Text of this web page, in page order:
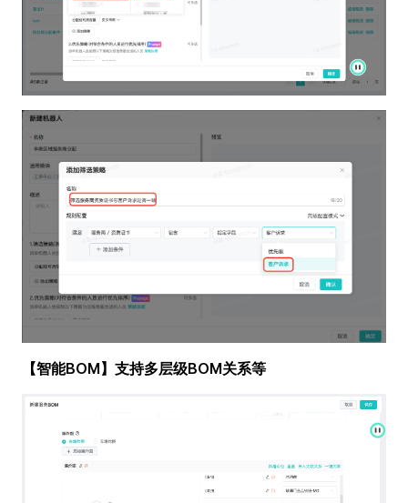
【智能BOM】支持多层级BOM关系等